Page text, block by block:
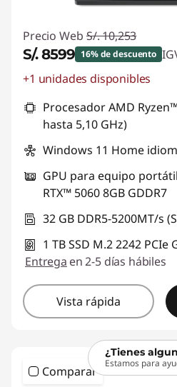
Precio Web S/. 10,253
S/. 8599 16% de descuento
Ahorros instantáneos :
+1 unidades disponibles
Procesador AMD
hasta 5,10 GHz)
Windows 11 Home
GPU para equipo
RTX™ 5060 8GB GDDR7
32 GB DDR5-5200MT/s
1 TB SSD M.2 2242 PCIe
Entrega en 2-5 días hábiles
Vista rápida
Comparar
¿Tienes
Estamos para